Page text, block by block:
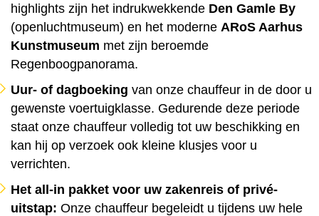
highlights zijn het indrukwekkende Den Gamle By
(openluchtmuseum) en het moderne ARoS Aarhus
Kunstmuseum met zijn beroemde
Regenboogpanorama.
Uur- of dag­boeking van onze chauffeur in de door u
gewenste voertuigklasse. Gedurende deze periode
staat onze chauffeur volledig tot uw beschikking en
kan hij op verzoek ook kleine klusjes voor u
verrichten.
Het all-in pakket voor uw zaken­reis of privé-
uitstap: Onze chauffeur begeleidt u tijdens uw hele